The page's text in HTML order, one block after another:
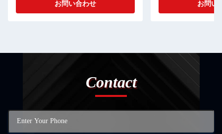
お問い合わせ お問い
Contact